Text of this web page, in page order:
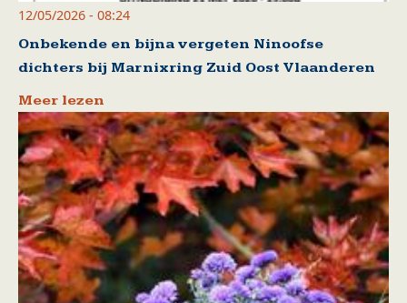
12/05/2026 - 08:24
Onbekende en bijna vergeten Ninoofse
dichters bij Marnixring Zuid Oost Vlaanderen
Meer lezen